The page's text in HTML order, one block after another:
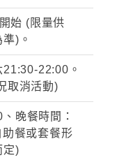
開始 ( 限量供
準) 。
21:30-22:00 。
取消活動)
、晚餐時間：
助餐或套餐形
定)